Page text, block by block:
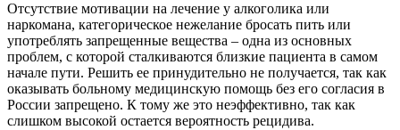
Отсутствие мотивации на лечение у алкоголика или
наркомана, категорическое нежелание бросать пить или
употреблять запрещенные вещества – одна из основных
проблем, с которой сталкиваются близкие пациента в самом
начале пути. Решить ее принудительно не получается, так как
оказывать больному медицинскую помощь без его согласия в
России запрещено. К тому же это неэффективно, так как
слишком высокой остается вероятность рецидива.